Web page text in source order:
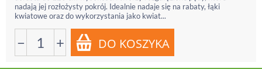
nadają jej rozłożysty pokrój. Idealnie nadaje się na rabaty, łąki
kwiatowe oraz do wykorzystania jako kwiat...
− +